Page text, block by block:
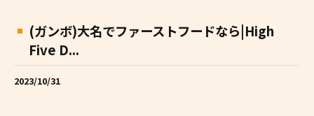
(ガンボ)大名でファーストフードなら|High
Five D...
2023/10/31